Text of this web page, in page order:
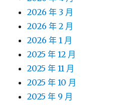
2026 年 3 月
2026 年 2 月
2026 年 1 月
2025 年 12 月
2025 年 11 月
2025 年 10 月
2025 年 9 月